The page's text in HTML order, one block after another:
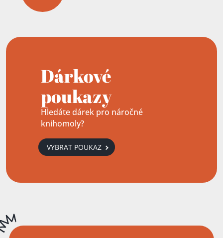
Dárkové
poukazy
Hledáte dárek pro náročné
knihomoly?
VYBRAT POUKAZ